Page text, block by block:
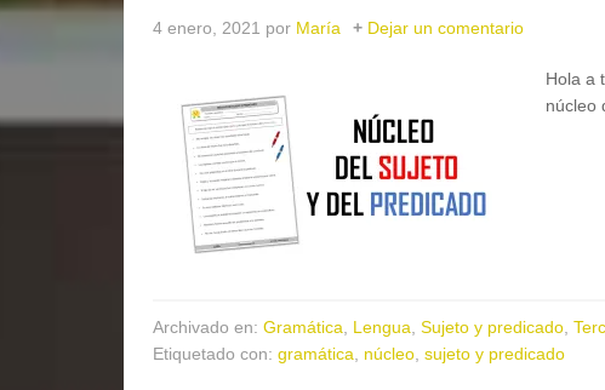
4 enero, 2021 por María Dejar un comentario
Hola a
núcleo
Archivado en: Gramática Lengua Sujeto y predicado
Etiquetado con: gramática núcleo sujeto y predicado